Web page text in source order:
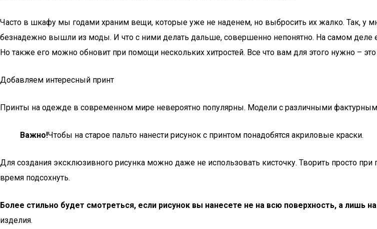
Часто в шкафу мы годами храним вещи, которые уже не наденем, но выбросить их жалко. Так, у
безнадежно вышли из моды. И что с ними делать дальше, совершенно непонятно. На самом деле
Но также его можно обновит при помощи нескольких хитростей. Все что вам для этого нужно –
Добавляем интересный принт
Принты на одежде в современном мире невероятно популярны. Модели с различными
Важно!Чтобы на старое пальто нанести рисунок с принтом понадобятся акриловые краски.
Для создания эксклюзивного рисунка можно даже не использовать кисточку. Творить просто
время подсохнуть.
Более стильно будет смотреться, если рисунок вы нанесете не на всю поверхность, а лишь
изделия.